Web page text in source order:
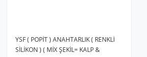
YSF ( POPİT ) ANAHTARLIK ( RENKLİ
SİLİKON ) ( MİX ŞEKİL= KALP &